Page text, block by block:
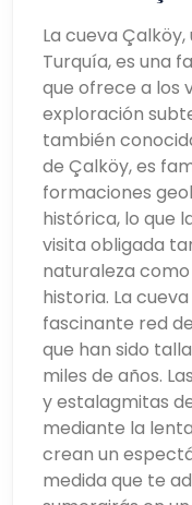
La cueva
Turquía, es una
que ofrece a los
exploración
también
de Çalköy, es
formaciones
histórica, lo que
visita obligada
naturaleza
historia. La
fascinante red
que han sido
miles de años.
y estalagmitas
mediante la
crean un
medida que te